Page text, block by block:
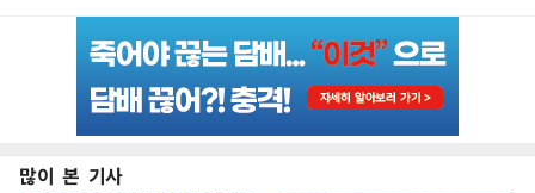
많이 본 기사